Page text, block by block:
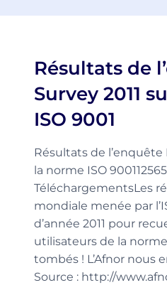
Résultats de
Survey 2011
ISO 9001
Résultats de l’enquête
la norme ISO 900112565
TéléchargementsLes
mondiale menée par
d’année 2011 pour
utilisateurs de la
tombés ! L’Afnor nous
Source : http://